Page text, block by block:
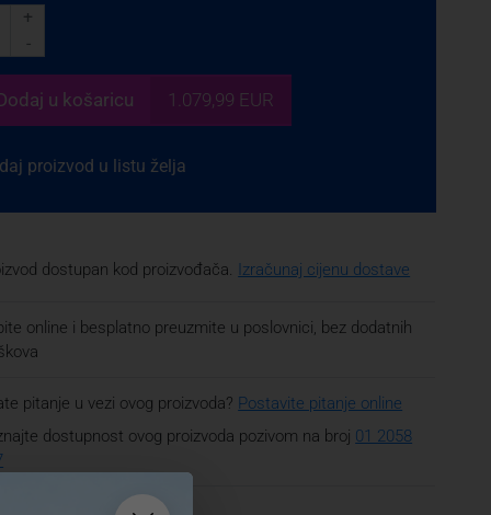
+
-
u košaricu 1.079,99 EUR
proizvod u listu želja
dostupan kod proizvođača. Izračunaj cijenu dostave
online i besplatno preuzmite u poslovnici, bez dodatnih
pitanje u vezi ovog proizvoda? Postavite pitanje online
dostupnost ovog proizvoda pozivom na broj 01 2058